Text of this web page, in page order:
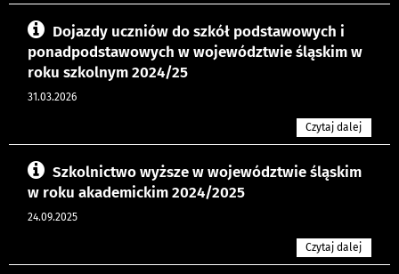
Dojazdy uczniów do szkół podstawowych i
ponadpodstawowych w województwie śląskim w
roku szkolnym 2024/25
31.03.2026
Czytaj dalej
Szkolnictwo wyższe w województwie śląskim
w roku akademickim 2024/2025
24.09.2025
Czytaj dalej